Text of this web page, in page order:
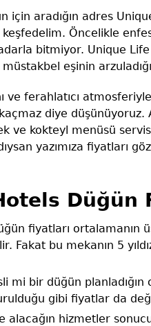
için aradığın adres
Öncelikle enfes
bitmiyor. Unique Life
eşinin
ve ferahlatıcı atmosferiyle
diye düşünüyoruz.
ve kokteyl menüsü
yazımıza fiyatları
Düğün
fiyatları ortalamanın
Fakat bu mekanın 5
mi bir düğün planladığın
gibi fiyatlar da
alacağın hizmetler